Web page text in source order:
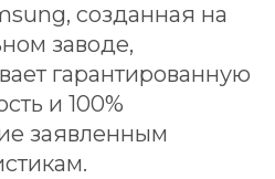
созданная на
заводе,
гарантированную
и 100%
заявленным